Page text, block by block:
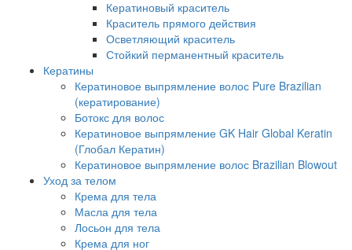
Кератиновый краситель
Краситель прямого действия
Осветляющий краситель
Стойкий перманентный краситель
Кератины
Кератиновое выпрямление волос Pure Brazilian
(кератирование)
Ботокс для волос
Кератиновое выпрямление GK Hair Global Keratin
(Глобал Кератин)
Кератиновое выпрямление волос Brazilian Blowout
Уход за телом
Крема для тела
Масла для тела
Лосьон для тела
Крема для ног